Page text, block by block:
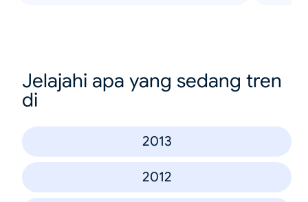
Jelajahi apa yang sedang tren
di
2013
2012